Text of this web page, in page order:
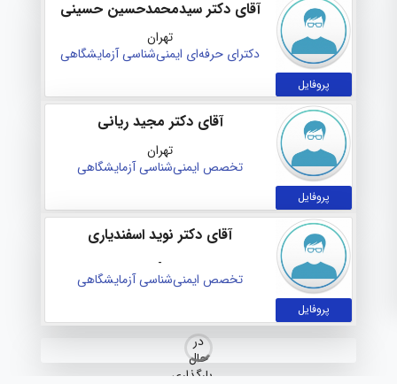
پروفایل
آقای دکتر سیدمحمدحسین حسینی
تهران
دکترای حرفه‌ای ایمنی‌شناسی آزمایشگاهی
پروفایل
آقای دکتر مجید ریانی
تهران
تخصص ایمنی‌شناسی آزمایشگاهی
پروفایل
آقای دکتر نوید اسفندیاری
-
تخصص ایمنی‌شناسی آزمایشگاهی
آقای دکتر عباس میرشفیعی
تهران
در
حال
بارگذاری…